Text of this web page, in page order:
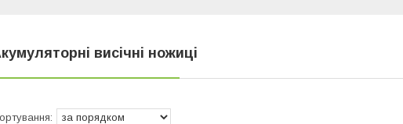
висічні ножиці